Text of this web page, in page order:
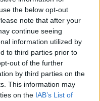
the below opt-out
note that after your
continue seeing
information utilized by
to third parties prior to
out of the further
by third parties on the
This information may
on the IAB’s List of
Σαμοθράκη,